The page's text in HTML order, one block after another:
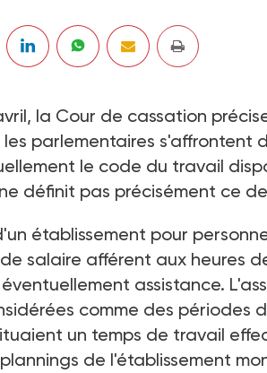
la Cour de cassation
parlementaires s'affrontent
le code du travail
définit pas précisément ce
établissement pour
salaire afférent aux heures
assistance.
comme des périodes
un temps de travail
de l'établissement